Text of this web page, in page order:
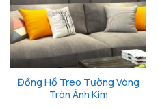
Đồng Hồ Treo Tường Vòng
Tròn Ánh Kim